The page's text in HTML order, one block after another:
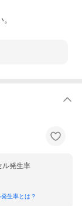
ル発生率
生率とは？